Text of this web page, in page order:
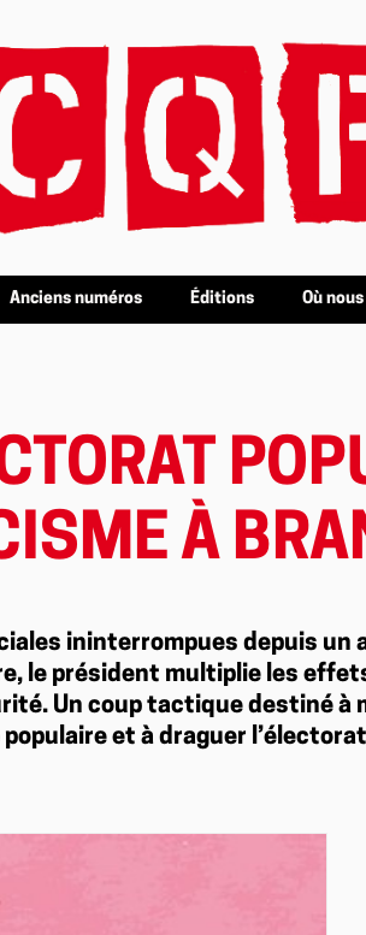
Anciens numéros Éditions Où
À
ininterrompues depuis un
le président multiplie les
Un coup tactique destiné à
et à draguer l’électorat